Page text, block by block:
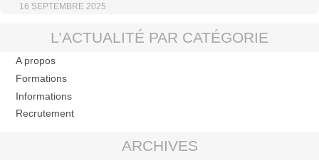
16 SEPTEMBRE 2025
L’ACTUALITÉ PAR CATÉGORIE
A propos
Formations
Informations
Recrutement
ARCHIVES